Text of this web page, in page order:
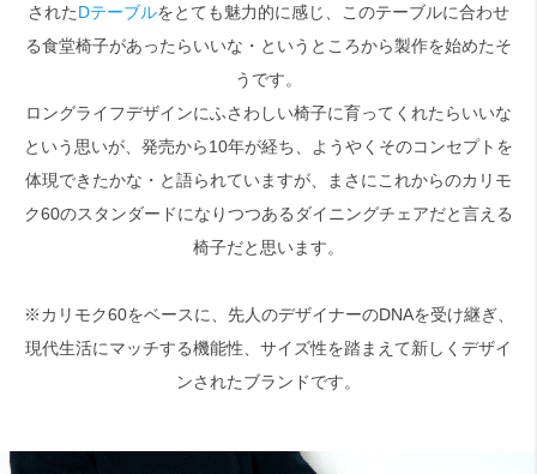
されたDテーブルをとても魅力的に感じ、このテーブルに合わせ
る食堂椅子があったらいいな・というところから製作を始めたそ
うです。
ロングライフデザインにふさわしい椅子に育ってくれたらいいな
という思いが、発売から10年が経ち、ようやくそのコンセプトを
体現できたかな・と語られていますが、まさにこれからのカリモ
ク60のスタンダードになりつつあるダイニングチェアだと言える
椅子だと思います。
※カリモク60をベースに、先人のデザイナーのDNAを受け継ぎ、
現代生活にマッチする機能性、サイズ性を踏まえて新しくデザイ
ンされたブランドです。